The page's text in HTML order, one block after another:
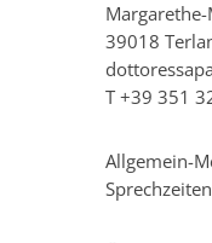
39018
T +39 351
Allgemein-